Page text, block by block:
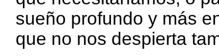
sueño profundo y más
que no nos despierta